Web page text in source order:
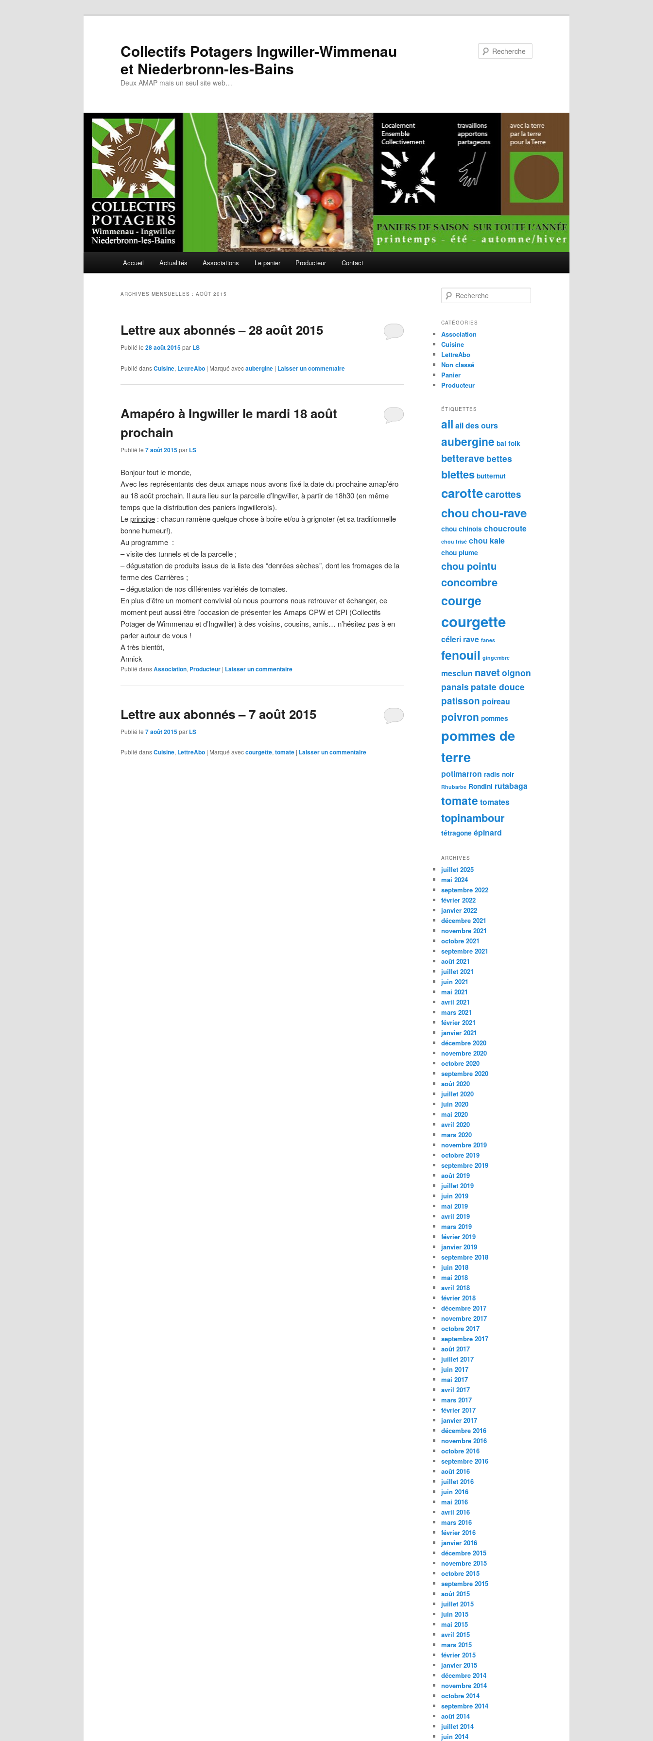
Collectifs Potagers Ingwiller-Wimmenau
et Niederbronn-les-Bains
Deux AMAP mais un seul site web…
Aller
principal
Aller
secondaire
Accueil Actualités Associations Le panier Producteur Contact
ARCHIVES MENSUELLES : AOÛT 2015
Lettre aux abonnés – 28 août 2015
Publié le 28 août 2015par LS
Publié dansCuisine, LettreAbo | Marqué avecaubergine | Laisser un commentaire
Amapéro à Ingwiller le mardi 18 août
prochain
Publié le 7 août 2015par LS
Bonjour tout le monde,
Avec les représentants des deux amaps nous avons fixé la date du prochaine amap’éro
au 18 août prochain. Il aura lieu sur la parcelle d’Ingwiller, à partir de 18h30 (en même
temps que la distribution des paniers ingwillerois).
Leprincipe : chacun ramène quelque chose à boire et/ou à grignoter (et sa traditionnelle
bonne humeur!).
Au programme :
– visite des tunnels et de la parcelle ;
– dégustation de produits issus de la liste des “denrées sèches”, dont les fromages de la
ferme des Carrières ;
– dégustation de nos différentes variétés de tomates.
En plus d’être un moment convivial où nous pourrons nous retrouver et échanger, ce
moment peut aussi être l’occasion de présenter les Amaps CPW et CPI (Collectifs
Potager de Wimmenau et d’Ingwiller) à des voisins, cousins, amis… n’hésitez pas à en
parler autour de vous !
A très bientôt,
Annick
Publié dansAssociation, Producteur | Laisser un commentaire
Lettre aux abonnés – 7 août 2015
Publié le 7 août 2015par LS
Publié dansCuisine, LettreAbo | Marqué aveccourgette,tomate | Laisser un commentaire
e
h
r
c
h
e
CATÉGORIES
Association
Cuisine
LettreAbo
Non classé
Panier
Producteur
ÉTIQUETTES
ail ail des ours
aubergine bal folk
betterave bettes
blettes butternut
carottecarottes
chouchou-rave
chou chinois choucroute
chou frisé chou kale
chou plume
chou pointu
concombre
courge
courgette
céleri rave fanes
fenouil gingembre
mesclun navet oignon
panais patate douce
patisson poireau
poivron pommes
pommes de
terre
potimarron radis noir
Rhubarbe Rondini rutabaga
tomate tomates
topinambour
tétragone épinard
ARCHIVES
juillet 2025
mai 2024
septembre 2022
février 2022
janvier 2022
décembre 2021
novembre 2021
octobre 2021
septembre 2021
août 2021
juillet 2021
juin 2021
mai 2021
avril 2021
mars 2021
février 2021
janvier 2021
décembre 2020
novembre 2020
octobre 2020
septembre 2020
août 2020
juillet 2020
juin 2020
mai 2020
avril 2020
mars 2020
novembre 2019
octobre 2019
septembre 2019
août 2019
juillet 2019
juin 2019
mai 2019
avril 2019
mars 2019
février 2019
janvier 2019
septembre 2018
juin 2018
mai 2018
avril 2018
février 2018
décembre 2017
novembre 2017
octobre 2017
septembre 2017
août 2017
juillet 2017
juin 2017
mai 2017
avril 2017
mars 2017
février 2017
janvier 2017
décembre 2016
novembre 2016
octobre 2016
septembre 2016
août 2016
juillet 2016
juin 2016
mai 2016
avril 2016
mars 2016
février 2016
janvier 2016
décembre 2015
novembre 2015
octobre 2015
septembre 2015
août 2015
juillet 2015
juin 2015
mai 2015
avril 2015
mars 2015
février 2015
janvier 2015
décembre 2014
novembre 2014
octobre 2014
septembre 2014
août 2014
juillet 2014
juin 2014